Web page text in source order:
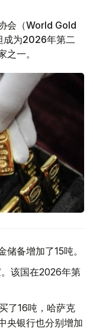
会（World Gold
成为2026年第二
一。
备增加了15吨。
该国在2026年第
了16吨，哈萨克
央银行也分别增加